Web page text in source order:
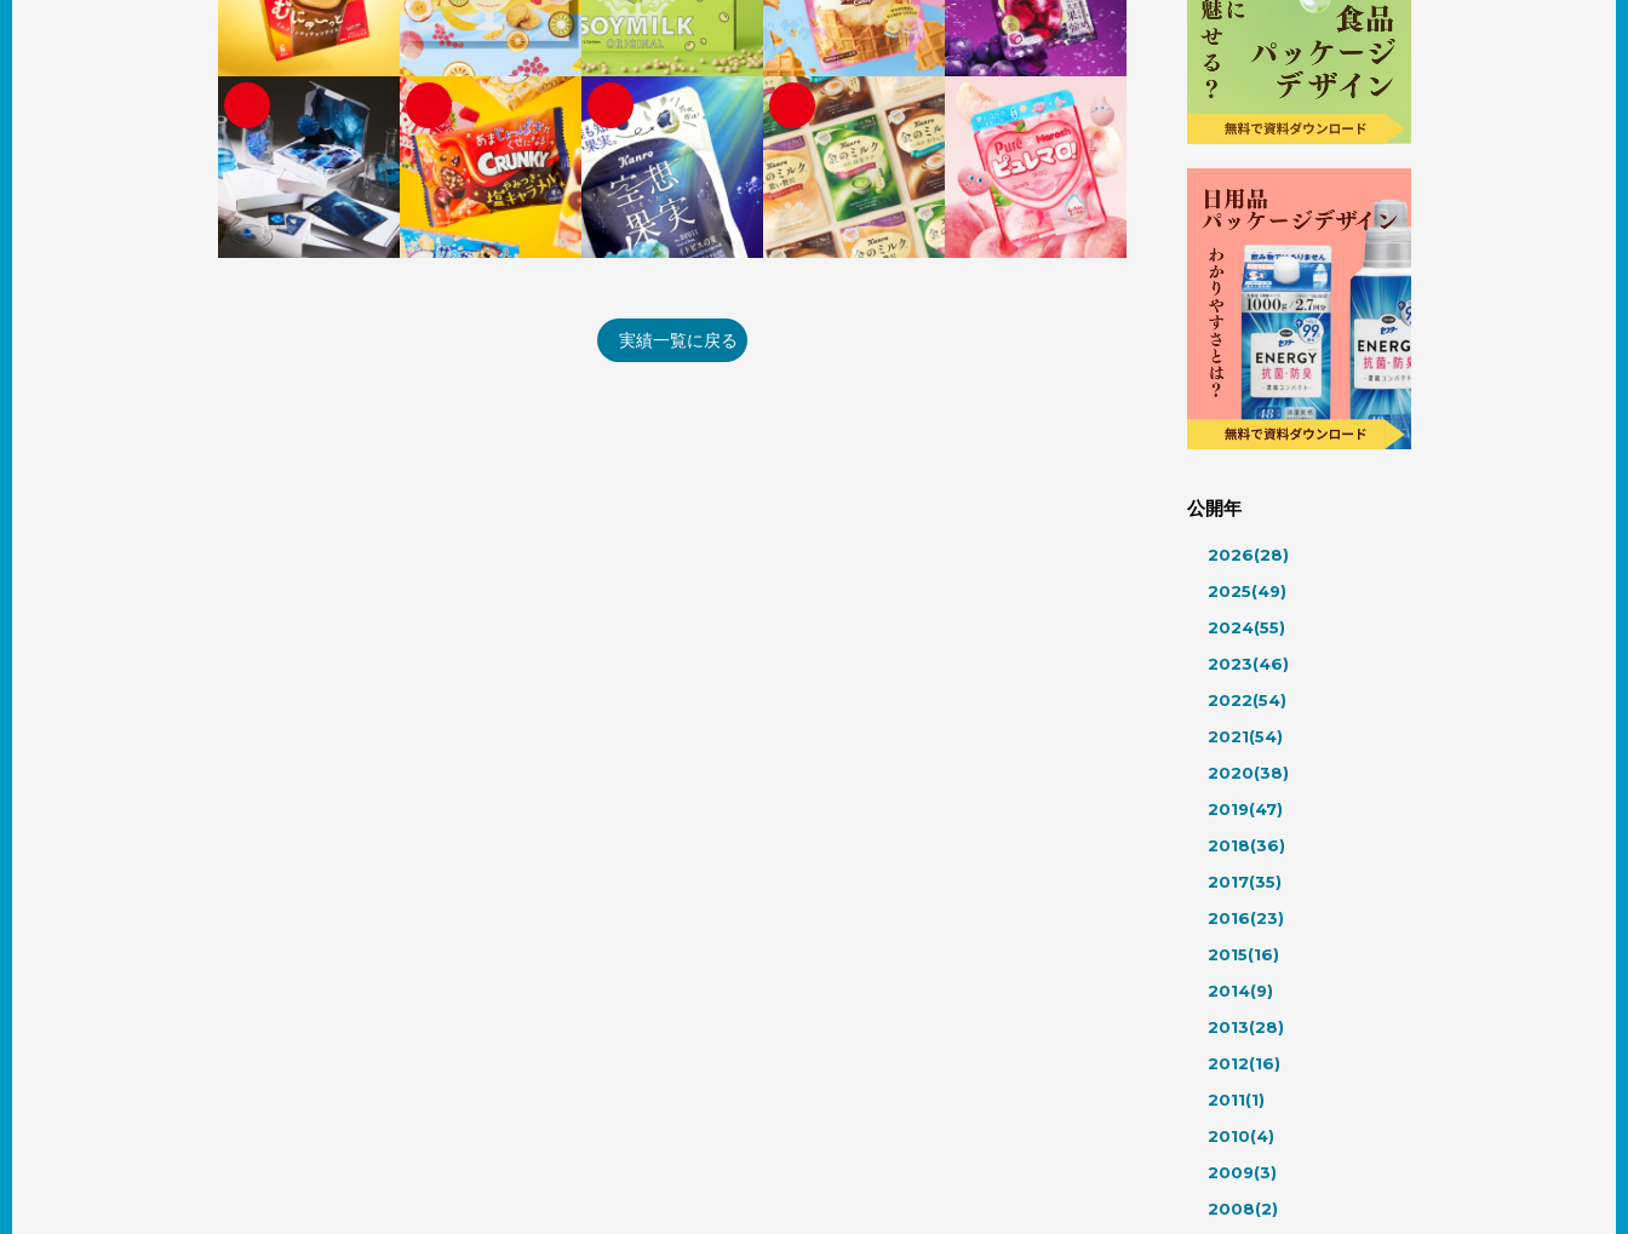
実績一覧に戻る
公開年
2026(28)
2025(49)
2024(55)
2023(46)
2022(54)
2021(54)
2020(38)
2019(47)
2018(36)
2017(35)
2016(23)
2015(16)
2014(9)
2013(28)
2012(16)
2011(1)
2010(4)
2009(3)
2008(2)